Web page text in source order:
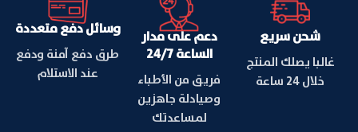
شحن سريع
غالبا يصلك المنتج
خلال 24 ساعة
دعم على مدار
الساعة 24/7
فريق من الأطباء
وصيادلة جاهزين
لمساعدتك
وسائل دفع متعددة
طرق دفع آمنة ودفع
عند الاستلام